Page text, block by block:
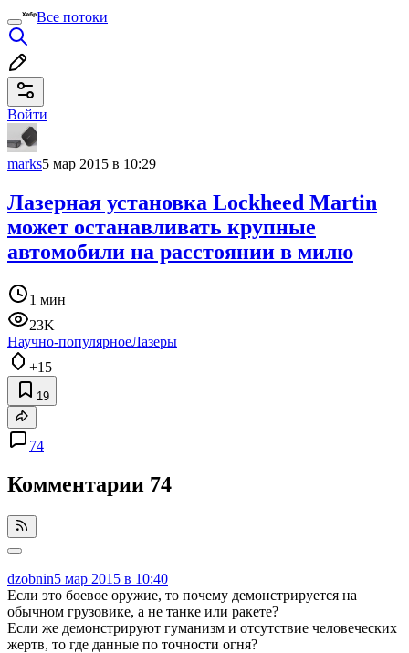
Все потоки
Войти
marks5 мар 2015 в 10:29
Лазерная установка Lockheed Martin
может останавливать крупные
автомобили на расстоянии в милю
1 мин
23K
Научно-популярноеЛазеры
+15
19
74
Комментарии 74
dzobnin5 мар 2015 в 10:40
Если это боевое оружие, то почему демонстрируется на
обычном грузовике, а не танке или ракете?
Если же демонстрируют гуманизм и отсутствие человеческих
жертв, то где данные по точности огня?